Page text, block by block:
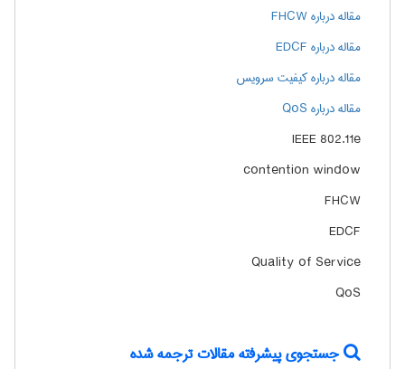
مقاله درباره FHCW
مقاله درباره EDCF
مقاله درباره کیفیت سرویس
مقاله درباره QoS
IEEE 802.11e
contention window
FHCW
EDCF
Quality of Service
QoS
جستجوی پیشرفته مقالات ترجمه شده